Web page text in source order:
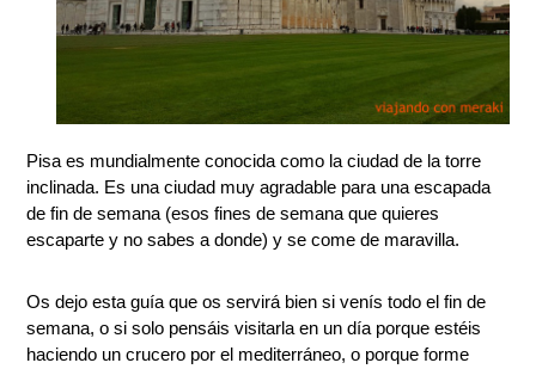
Pisa es mundialmente conocida como la ciudad de la torre
inclinada. Es una ciudad muy agradable para una escapada
de fin de semana (esos fines de semana que quieres
escaparte y no sabes a donde) y se come de maravilla.
Os dejo esta guía que os servirá bien si venís todo el fin de
semana, o si solo pensáis visitarla en un día porque estéis
haciendo un crucero por el mediterráneo, o porque forme